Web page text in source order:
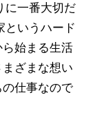
に一番大切だ
というハード
始まる生活
ざまな想い
仕事なので